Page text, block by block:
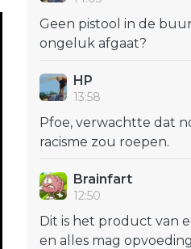
Geen pistool in de
ongeluk afgaat?
HP
13:58
Pfoe, verwachtte dat
racisme zou roepen.
Brainfart
12:50
Dit is het product van
en alles mag